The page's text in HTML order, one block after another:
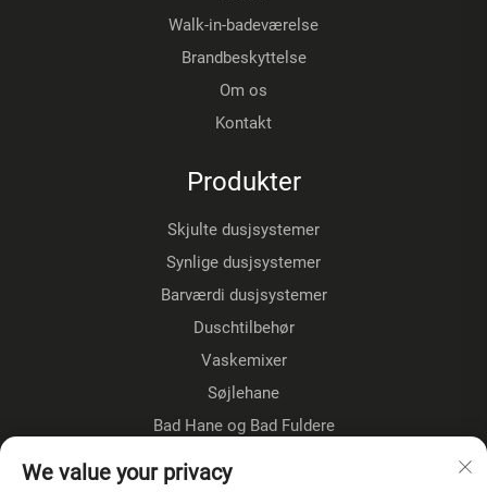
Walk-in-badeværelse
Brandbeskyttelse
Om os
Kontakt
Produkter
Skjulte dusjsystemer
Synlige dusjsystemer
Barværdi dusjsystemer
Duschtilbehør
Vaskemixer
Søjlehane
Bad Hane og Bad Fuldere
We value your privacy